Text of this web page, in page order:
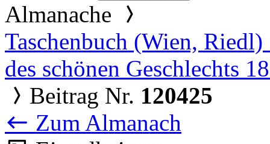
Almanache
Taschenbuch (Wien,
des schönen Geschlechts
Beitrag Nr. 120425
Zum Almanach